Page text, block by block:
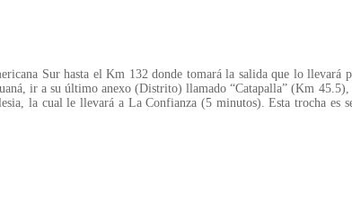
Sur hasta el Km 132 donde tomará la salida que lo
ir a su último anexo (Distrito) llamado “Catapalla” (Km
la cual le llevará a La Confianza (5 minutos). Esta trocha es